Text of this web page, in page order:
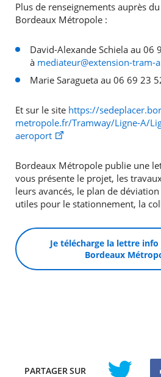
Plus de renseignements auprès
Bordeaux Métropole :
David-Alexande Schiela au 06
à mediateur@extension-tram-
Marie Saragueta au 06 69 23
Et sur le site https://
metropole.fr/Tramway/Ligne-A/
aeroport
Bordeaux Métropole publie une
vous présente le projet, les
leurs avancés, le plan de
utiles pour le stationnement, la
Je télécharge la lettre
Bordeaux
PARTAGERSUR